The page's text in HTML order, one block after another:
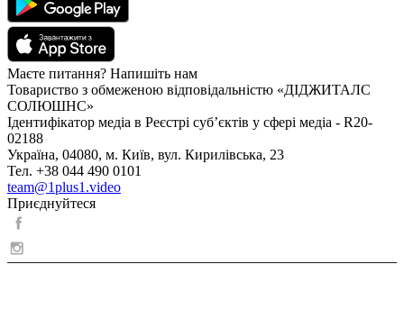
Маєте питання? Напишіть нам
Товариство з обмеженою відповідальністю «ДІДЖИТАЛС
СОЛЮШНС»
Ідентифікатор медіа в Реєстрі суб’єктів у сфері медіа - R20-
02188
Україна, 04080, м. Київ, вул. Кирилівська, 23
Тел. +38 044 490 0101
team@1plus1.video
Приєднуйтеся